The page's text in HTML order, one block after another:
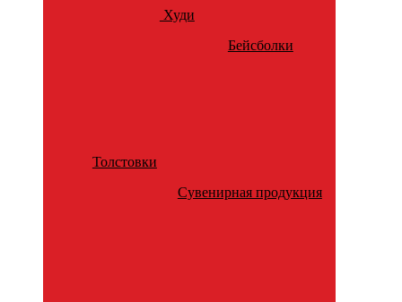
Худи
Бейсболки
Толстовки
Сувенирная продукция